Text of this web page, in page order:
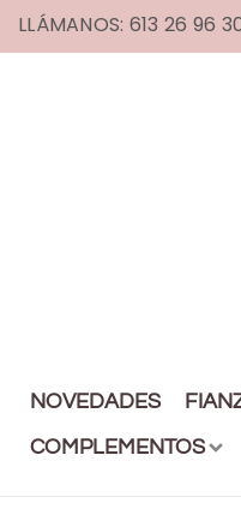
LLÁMANOS: 613 26 96
NOVEDADES
COMPLEMENTOS